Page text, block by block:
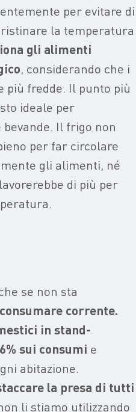
per evitare di
la temperatura
gli alimenti
, considerando che i
più fredde. Il punto più
ideale per
Il frigo non
per far circolare
gli alimenti, né
di più per
se non sta
corrente.
in stand-
sui consumi e
abitazione.
la presa di tutti
li stiamo utilizzando